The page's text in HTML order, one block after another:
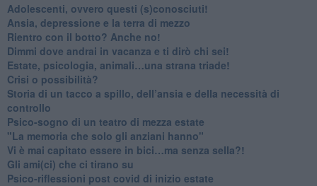
Adolescenti, ovvero questi (s)conosciuti!
Ansia, depressione e la terra di mezzo
​Rientro con il botto? Anche no!
Dimmi dove andrai in vacanza e ti dirò chi sei!
​Estate, psicologia, animali…una strana triade!
​Crisi o possibilità?
​Storia di un tacco a spillo, dell’ansia e della necessità di
controllo
​Psico-sogno di un teatro di mezza estate
"La memoria che solo gli anziani hanno"
​Vi è mai capitato essere in bici…ma senza sella?!
​Gli ami(ci) che ci tirano su
Psico-riflessioni post covid di inizio estate